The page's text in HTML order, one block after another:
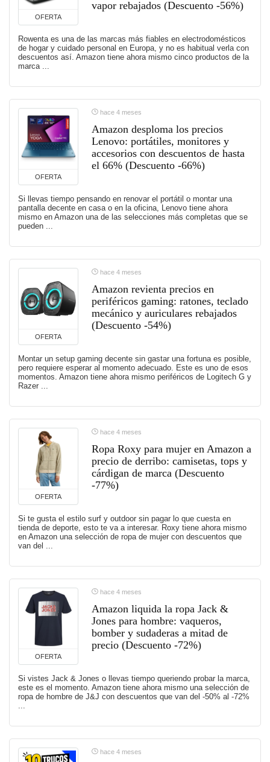
OFERTA
vapor rebajados (Descuento -56%)
Rowenta es una de las marcas más fiables en electrodomésticos
de hogar y cuidado personal en Europa, y no es habitual verla con
descuentos así. Amazon tiene ahora mismo cinco productos de la
marca ...
OFERTA
hace 4 meses
Amazon desploma los precios
Lenovo: portátiles, monitores y
accesorios con descuentos de hasta
el 66% (Descuento -66%)
Si llevas tiempo pensando en renovar el portátil o montar una
pantalla decente en casa o en la oficina, Lenovo tiene ahora
mismo en Amazon una de las selecciones más completas que se
pueden ...
OFERTA
hace 4 meses
Amazon revienta precios en
periféricos gaming: ratones, teclado
mecánico y auriculares rebajados
(Descuento -54%)
Montar un setup gaming decente sin gastar una fortuna es posible,
pero requiere esperar al momento adecuado. Este es uno de esos
momentos. Amazon tiene ahora mismo periféricos de Logitech G y
Razer ...
OFERTA
hace 4 meses
Ropa Roxy para mujer en Amazon a
precio de derribo: camisetas, tops y
cárdigan de marca (Descuento
-77%)
Si te gusta el estilo surf y outdoor sin pagar lo que cuesta en
tienda de deporte, esto te va a interesar. Roxy tiene ahora mismo
en Amazon una selección de ropa de mujer con descuentos que
van del ...
OFERTA
hace 4 meses
Amazon liquida la ropa Jack &
Jones para hombre: vaqueros,
bomber y sudaderas a mitad de
precio (Descuento -72%)
Si vistes Jack & Jones o llevas tiempo queriendo probar la marca,
este es el momento. Amazon tiene ahora mismo una selección de
ropa de hombre de J&J con descuentos que van del -50% al -72%
...
hace 4 meses